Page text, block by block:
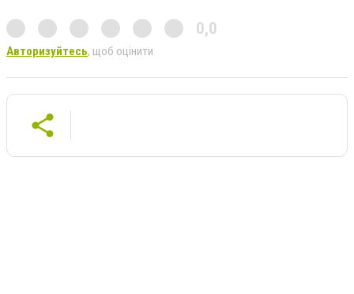
0,0
Авторизуйтесь, щоб оцінити